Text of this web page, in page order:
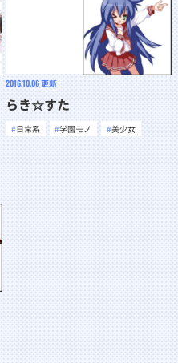
2016.10.06更新
らき☆すた
日常系 学園モノ 美少女